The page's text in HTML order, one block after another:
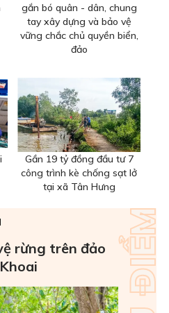
gắn bó quân - dân, chung
tay xây dựng và bảo vệ
vững chắc chủ quyền biển,
đảo
Gần 19 tỷ đồng đầu tư 7
công trình kè chống sạt lở
tại xã Tân Hưng
rừng trên đảo